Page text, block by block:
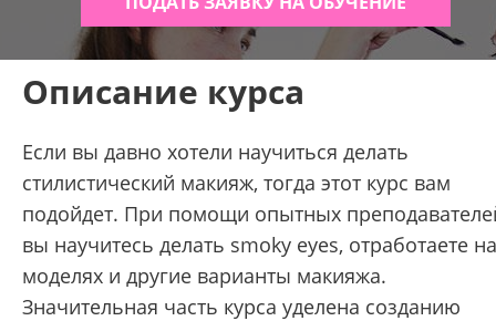
Описание курса
Если вы давно хотели научиться делать
стилистический макияж, тогда этот курс вам
подойдет. При помощи опытных
вы научитесь делать smoky eyes, отработаете на
моделях и другие варианты макияжа.
Значительная часть курса уделена созданию